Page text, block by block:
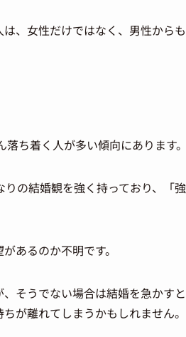
、女性だけではなく、男性からも
ち着く人が多い傾向にあります。
の結婚観を強く持っており、「
あるのか不明です。
そうでない場合は結婚を急かす
が離れてしまうかもしれません。